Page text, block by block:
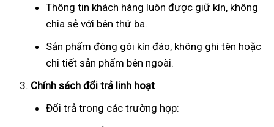
Thông tin khách hàng luôn được giữ kín, không
chia sẻ với bên thứ ba.
Sản phẩm đóng gói kín đáo, không ghi tên hoặc
chi tiết sản phẩm bên ngoài.
Chính sách đổi trả linh hoạt
Đổi trả trong các trường hợp: